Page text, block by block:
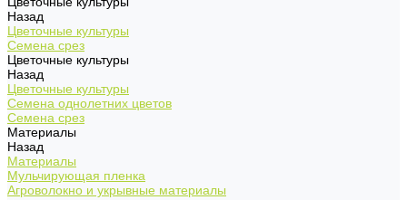
Назад
Цветочные культуры
Семена срез
Цветочные культуры
Назад
Цветочные культуры
Семена однолетних цветов
Семена срез
Материалы
Назад
Материалы
Мульчирующая пленка
Агроволокно и укрывные материалы